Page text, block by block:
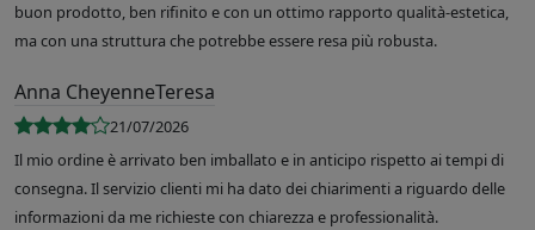
buon prodotto, ben rifinito e con un ottimo rapporto qualità-estetica,
ma con una struttura che potrebbe essere resa più robusta.
Anna CheyenneTeresa
21/07/2026
Il mio ordine è arrivato ben imballato e in anticipo rispetto ai tempi di
consegna. Il servizio clienti mi ha dato dei chiarimenti a riguardo delle
informazioni da me richieste con chiarezza e professionalità.